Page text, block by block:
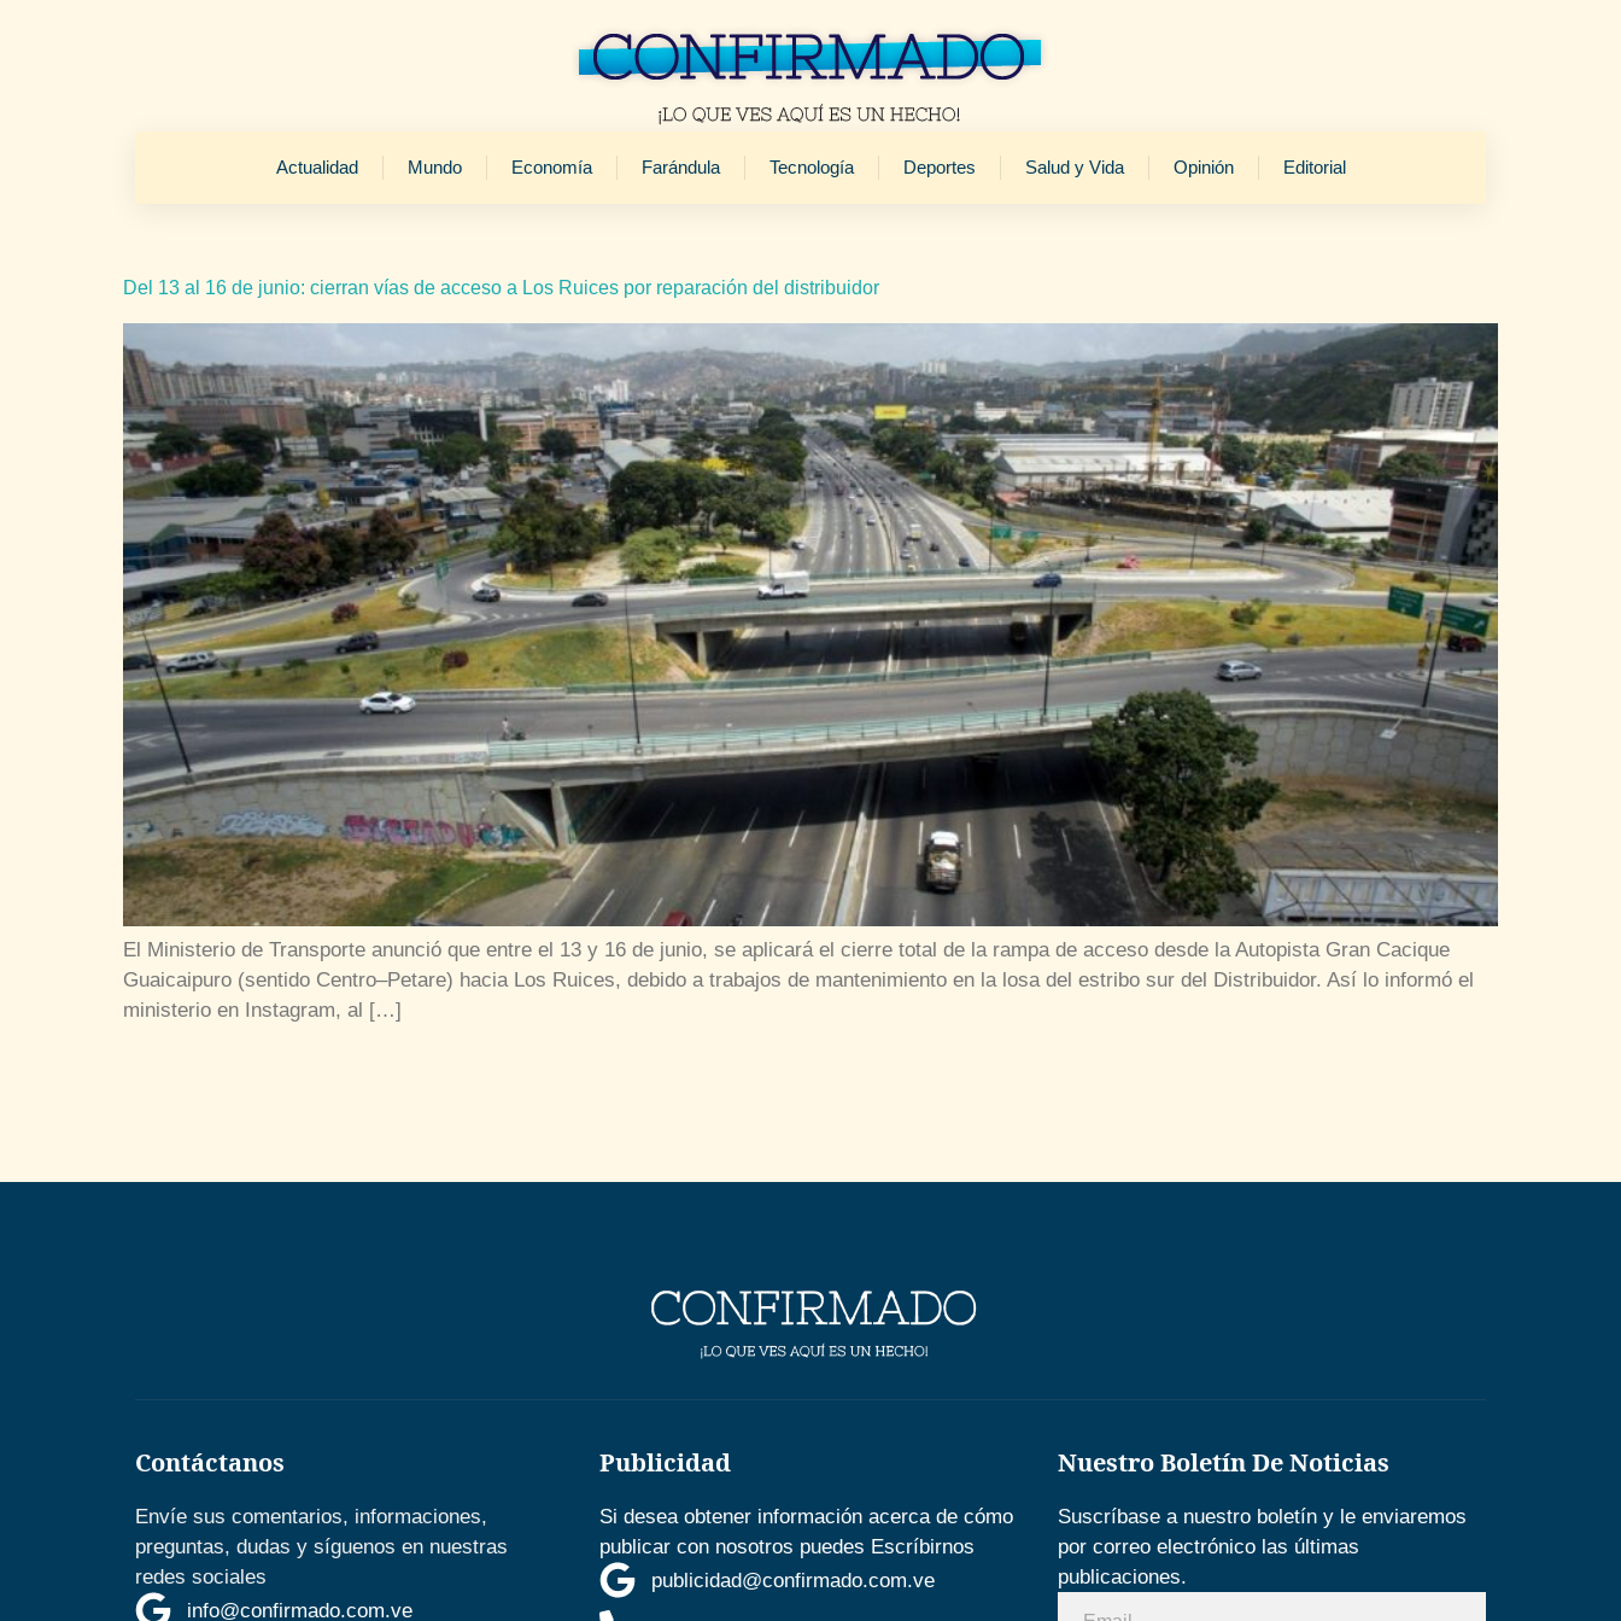
Actualidad Mundo Economía Farándula Tecnología Deportes Salud y Vida Opinión Editorial
Del 13 al 16 de junio: cierran vías de acceso a Los Ruices por reparación del distribuidor
El Ministerio de Transporte anunció que entre el 13 y 16 de junio, se aplicará el cierre total de la rampa de acceso desde la Autopista Gran Cacique
Guaicaipuro (sentido Centro–Petare) hacia Los Ruices, debido a trabajos de mantenimiento en la losa del estribo sur del Distribuidor. Así lo informó el
ministerio en Instagram, al […]
Contáctanos
Envíe sus comentarios, informaciones,
preguntas, dudas y síguenos en nuestras
redes sociales
info@confirmado.com.ve
Publicidad
Si desea obtener información acerca de cómo
publicar con nosotros puedes Escríbirnos
publicidad@confirmado.com.ve
Nuestro Boletín De Noticias
Suscríbase a nuestro boletín y le enviaremos
por correo electrónico las últimas
publicaciones.